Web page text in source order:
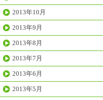
2013年10月
2013年9月
2013年8月
2013年7月
2013年6月
2013年5月